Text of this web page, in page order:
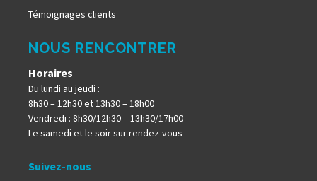
Témoignages clients
NOUS RENCONTRER
Horaires
Du lundi au jeudi :
8h30 – 12h30 et 13h30 – 18h00
Vendredi : 8h30/12h30 – 13h30/17h00
Le samedi et le soir sur rendez-vous
Suivez-nous